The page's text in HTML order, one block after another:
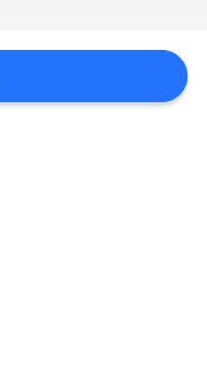
الموقع
PRIVACY